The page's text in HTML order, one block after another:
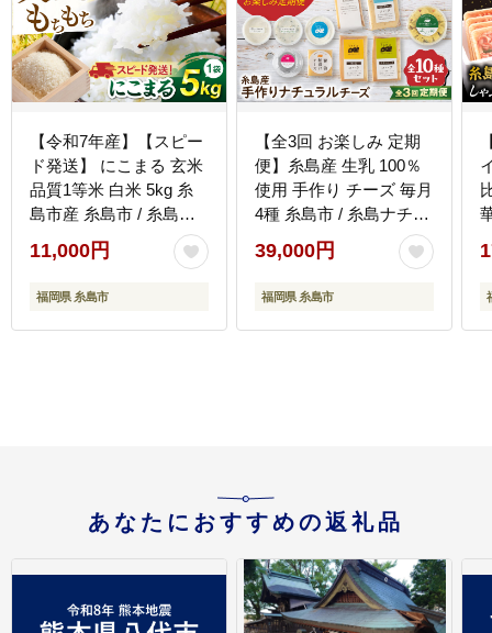
【令和7年産】【スピー
ド発送】 にこまる 玄米
品質1等米 白米 5kg 糸
島市産 糸島市 / 糸島の
恵み コメ こめ ご飯
[AGR001]
11,000円
福岡県 糸島市
【全3回 お楽しみ 定期
便】糸島産 生乳 100％
使用 手作り チーズ 毎月
4種 糸島市 / 糸島ナチュ
ラルチーズ製造所TAK-
タック- [AYC010]
39,000円
福岡県 糸島市
あなたにおすすめの返礼品